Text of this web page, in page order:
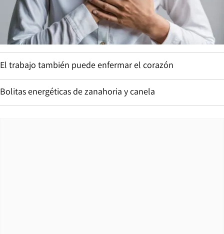
El trabajo también puede enfermar el corazón
Bolitas energéticas de zanahoria y canela